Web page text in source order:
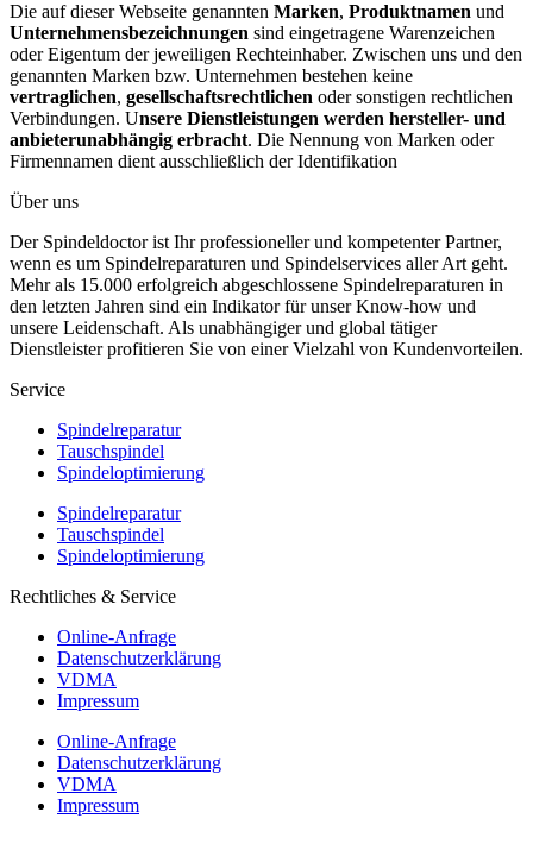
Die auf dieser Webseite genannten Marken, Produktnamen und
Unternehmensbezeichnungen sind eingetragene Warenzeichen
oder Eigentum der jeweiligen Rechteinhaber. Zwischen uns und den
genannten Marken bzw. Unternehmen bestehen keine
vertraglichen, gesellschaftsrechtlichen oder sonstigen rechtlichen
Verbindungen. Unsere Dienstleistungen werden hersteller- und
anbieterunabhängig erbracht. Die Nennung von Marken oder
Firmennamen dient ausschließlich der Identifikation
Über uns
Der Spindeldoctor ist Ihr professioneller und kompetenter Partner,
wenn es um Spindelreparaturen und Spindelservices aller Art geht.
Mehr als 15.000 erfolgreich abgeschlossene Spindelreparaturen in
den letzten Jahren sind ein Indikator für unser Know-how und
unsere Leidenschaft. Als unabhängiger und global tätiger
Dienstleister profitieren Sie von einer Vielzahl von Kundenvorteilen.
Service
Spindelreparatur
Tauschspindel
Spindeloptimierung
Spindelreparatur
Tauschspindel
Spindeloptimierung
Rechtliches & Service
Online-Anfrage
Datenschutzerklärung
VDMA
Impressum
Online-Anfrage
Datenschutzerklärung
VDMA
Impressum